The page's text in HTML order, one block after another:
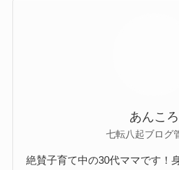
あんころ
七転八起ブログ
絶賛子育て中の30代ママです！